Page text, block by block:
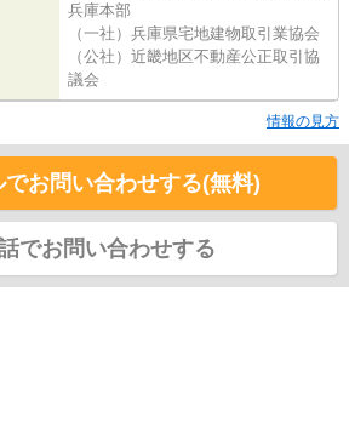
兵庫本部
（一社）兵庫県宅地建物取引業協会
（公社）近畿地区不動産公正取引協
議会
情報の見方
でお問い合わせする(無料)
でお問い合わせする